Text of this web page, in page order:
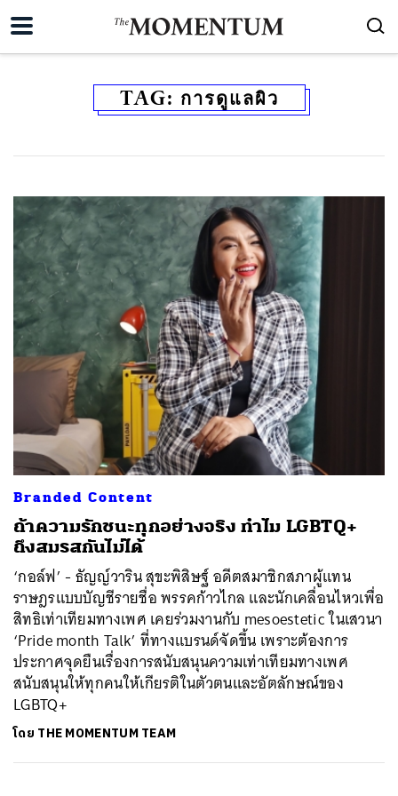
TAG: การดูแลผิว
Branded Content
ถ้าความรักชนะทุกอย่างจริง ทำไม LGBTQ+
ถึงสมรสกันไม่ได้
‘กอล์ฟ’ - ธัญญ์วาริน สุขะพิสิษฐ์ อดีตสมาชิกสภาผู้แทน
ราษฎรแบบบัญชีรายชื่อ พรรคก้าวไกล และนักเคลื่อนไหวเพื่อ
สิทธิเท่าเทียมทางเพศ เคยร่วมงานกับ mesoestetic ในเสวนา
‘Pride month Talk’ ที่ทางแบรนด์จัดขึ้น เพราะต้องการ
ประกาศจุดยืนเรื่องการสนับสนุนความเท่าเทียมทางเพศ
สนับสนุนให้ทุกคนให้เกียรติในตัวตนและอัตลักษณ์ของ
LGBTQ+
โดย THE MOMENTUM TEAM
ค้นหา
SHARE TWEET